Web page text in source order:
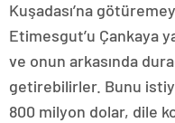
Kuşadası’na
Etimesgut’u Çankaya
ve onun arkasında
getirebilirler. Bunu
800 milyon dolar, dile